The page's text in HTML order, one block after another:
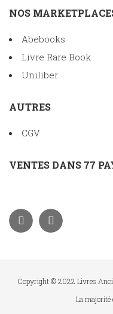
NOS
Abebooks
Livre Rare Book
Uniliber
AUTRES
CGV
VENTES DANS 77
Copyright © 2022 Livres
La majorité